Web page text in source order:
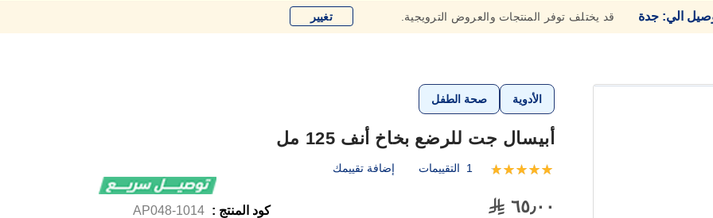
الي: جدة قد يختلف توفر المنتجات والعروض الترويجية. تغيير
الأدوية صحة الطفل
أبيسال جت للرضع بخاخ أنف 125 مل
تقييم:
1 التقييمات إضافة تقييمك
٦٥٫٠٠ كود المنتج : 1014-AP048